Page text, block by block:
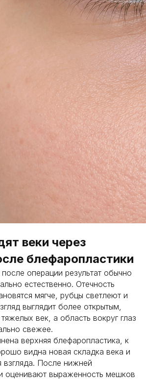
веки через
блефаропластики
операции результат обычно
естественно. Отечность
мягче, рубцы светлеют и
выглядит более открытым,
век, а область вокруг глаз
свежее.
верхняя блефаропластика, к
видна новая складка века и
взгляда. После нижней
оценивают выраженность мешков